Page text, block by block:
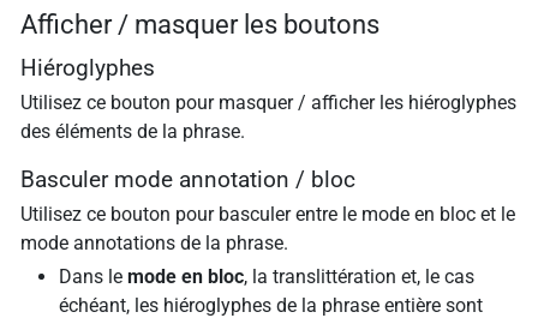
Afficher / masquer les boutons
Hiéroglyphes
Utilisez ce bouton pour masquer / afficher les hiéroglyphes
des éléments de la phrase.
Basculer mode annotation / bloc
Utilisez ce bouton pour basculer entre le mode en bloc et le
mode annotations de la phrase.
Dans le mode en bloc, la translittération et, le cas
échéant, les hiéroglyphes de la phrase entière sont